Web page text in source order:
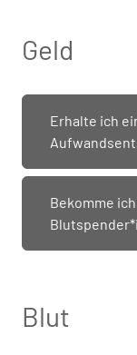
Geld
Erhalte ich
Bekomme
Blut